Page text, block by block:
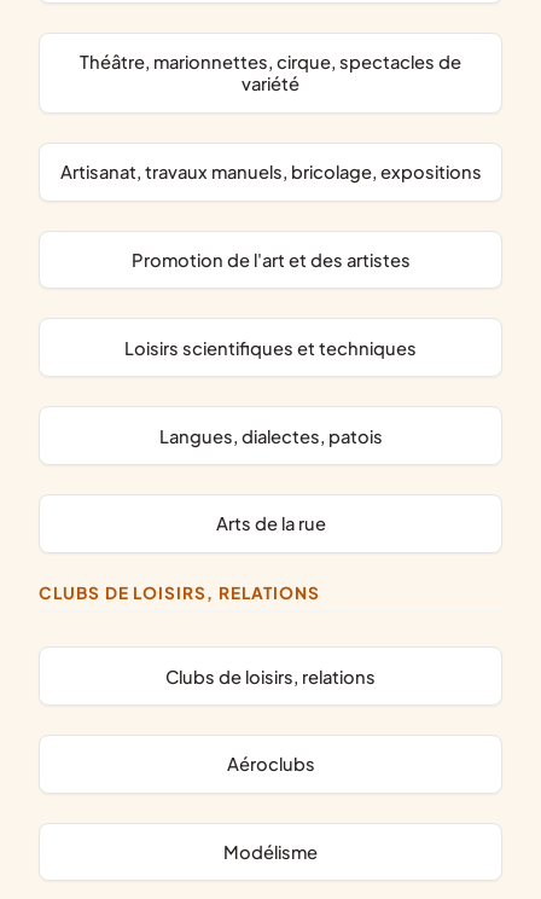
théâtre, marionnettes, cirque, spectacles de
variété
artisanat, travaux manuels, bricolage, expositions
promotion de l'art et des artistes
loisirs scientifiques et techniques
langues, dialectes, patois
arts de la rue
CLUBS DE LOISIRS, RELATIONS
clubs de loisirs, relations
aéroclubs
modélisme